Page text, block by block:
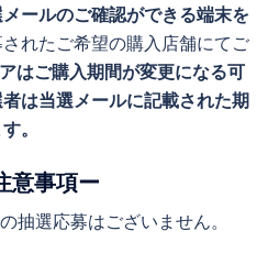
ールのご確認ができる端末を
れたご希望の購入店舗にてご
はご購入期間が変更になる可
は当選メールに記載された期
。
意事項ー
抽選応募はございません。